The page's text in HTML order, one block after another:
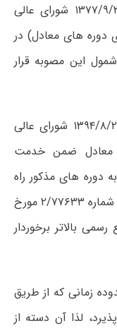
ابلاغ مصوبه جلسه شماره ۴۳۲ مورخ ۱۳۷۷/۹/۳ شورای عالی
دوره های معادل) در
این مصوبه قرار
۶- بر اساس مصوبه جلسه ۷۷۱ مورخ ۱۳۹۴/۸/۲۶ شورای عالی
معادل ضمن خدمت
فرهنگیان که طی سالهای ۱۳۷۷ تا ۱۳۸۱ به دوره های مذکور راه
یافته اند، حسب مورد از تسهیلات مصوبه شماره ۲/۷۷۶۳۳ مورخ
رسمی بالاتر برخوردار
زمانی که از طریق
لذا آن دسته از